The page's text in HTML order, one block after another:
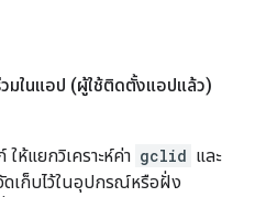
มในแอป (ผู้ใช้ติดตั้งแอปแล้ว)
ห้แยกวิเคราะห์ค่า gclid และ
ดเก็บไว้ในอุปกรณ์หรือฝั่ง